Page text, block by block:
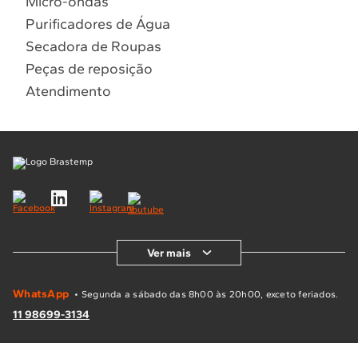
Purificadores de Água
Secadora de Roupas
Peças de reposição
Atendimento
Ver mais
WhatsApp • Segunda a sábado das 8h00 às 20h00, exceto feriados.
11 98699-3134